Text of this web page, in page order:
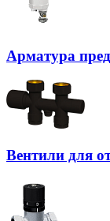
Арматура
Вентили для